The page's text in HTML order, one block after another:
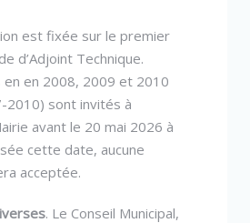
est fixée sur le premier
d’Adjoint Technique.
en en 2008, 2009 et 2010
2010) sont invités à
avant le 20 mai 2026 à
cette date, aucune
acceptée.
. Le Conseil Municipal,